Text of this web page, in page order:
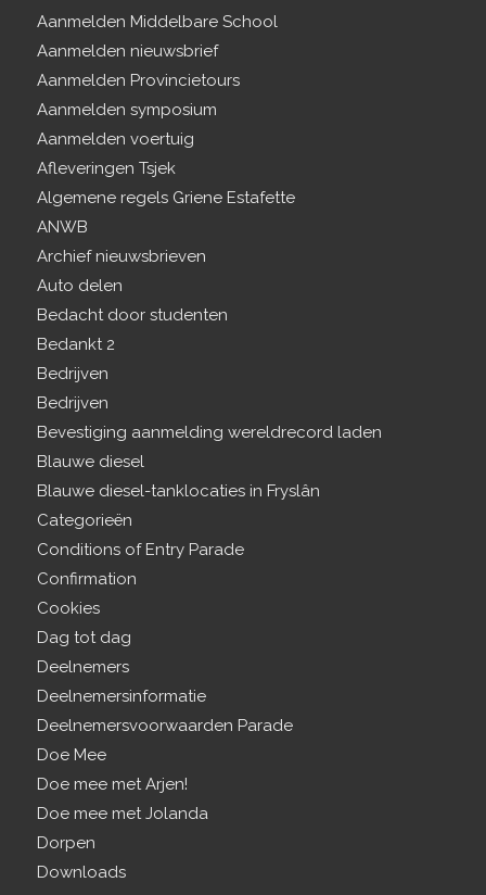
Aanmelden Middelbare School
Aanmelden nieuwsbrief
Aanmelden Provincietours
Aanmelden symposium
Aanmelden voertuig
Afleveringen Tsjek
Algemene regels Griene Estafette
ANWB
Archief nieuwsbrieven
Auto delen
Bedacht door studenten
Bedankt 2
Bedrijven
Bedrijven
Bevestiging aanmelding wereldrecord laden
Blauwe diesel
Blauwe diesel-tanklocaties in Fryslân
Categorieën
Conditions of Entry Parade
Confirmation
Cookies
Dag tot dag
Deelnemers
Deelnemersinformatie
Deelnemersvoorwaarden Parade
Doe Mee
Doe mee met Arjen!
Doe mee met Jolanda
Dorpen
Downloads